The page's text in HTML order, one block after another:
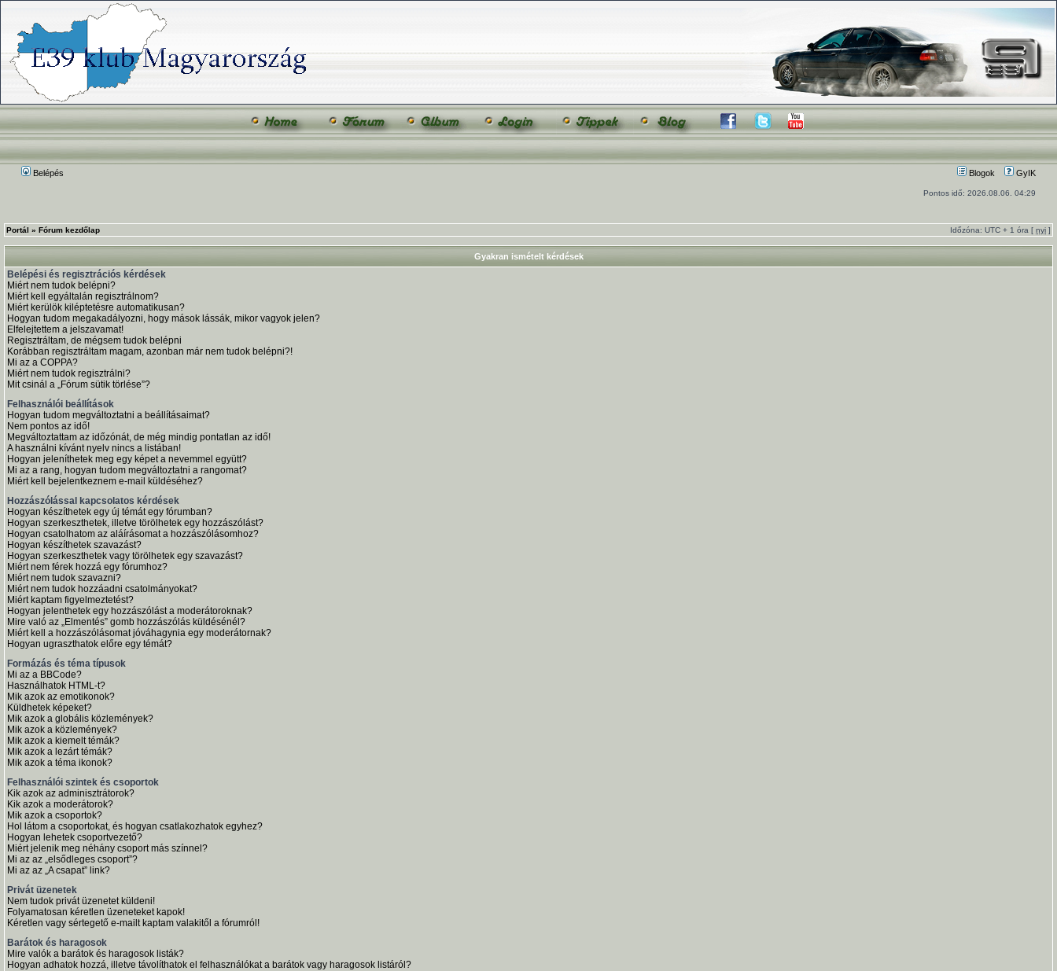
Belépés Blogok GyIK
Pontos idő: 2026.08.06. 04:29
Portál » Fórum kezdőlap Időzóna: UTC + 1 óra [ nyi ]
Gyakran ismételt kérdések
Belépési és regisztrációs kérdések
Miért nem tudok belépni?
Miért kell egyáltalán regisztrálnom?
Miért kerülök kiléptetésre automatikusan?
Hogyan tudom megakadályozni, hogy mások lássák, mikor vagyok jelen?
Elfelejtettem a jelszavamat!
Regisztráltam, de mégsem tudok belépni
Korábban regisztráltam magam, azonban már nem tudok belépni?!
Mi az a COPPA?
Miért nem tudok regisztrálni?
Mit csinál a „Fórum sütik törlése”?
Felhasználói beállítások
Hogyan tudom megváltoztatni a beállításaimat?
Nem pontos az idő!
Megváltoztattam az időzónát, de még mindig pontatlan az idő!
A használni kívánt nyelv nincs a listában!
Hogyan jeleníthetek meg egy képet a nevemmel együtt?
Mi az a rang, hogyan tudom megváltoztatni a rangomat?
Miért kell bejelentkeznem e-mail küldéséhez?
Hozzászólással kapcsolatos kérdések
Hogyan készíthetek egy új témát egy fórumban?
Hogyan szerkeszthetek, illetve törölhetek egy hozzászólást?
Hogyan csatolhatom az aláírásomat a hozzászólásomhoz?
Hogyan készíthetek szavazást?
Hogyan szerkeszthetek vagy törölhetek egy szavazást?
Miért nem férek hozzá egy fórumhoz?
Miért nem tudok szavazni?
Miért nem tudok hozzáadni csatolmányokat?
Miért kaptam figyelmeztetést?
Hogyan jelenthetek egy hozzászólást a moderátoroknak?
Mire való az „Elmentés” gomb hozzászólás küldésénél?
Miért kell a hozzászólásomat jóváhagynia egy moderátornak?
Hogyan ugraszthatok előre egy témát?
Formázás és téma típusok
Mi az a BBCode?
Használhatok HTML-t?
Mik azok az emotikonok?
Küldhetek képeket?
Mik azok a globális közlemények?
Mik azok a közlemények?
Mik azok a kiemelt témák?
Mik azok a lezárt témák?
Mik azok a téma ikonok?
Felhasználói szintek és csoportok
Kik azok az adminisztrátorok?
Kik azok a moderátorok?
Mik azok a csoportok?
Hol látom a csoportokat, és hogyan csatlakozhatok egyhez?
Hogyan lehetek csoportvezető?
Miért jelenik meg néhány csoport más színnel?
Mi az az „elsődleges csoport”?
Mi az az „A csapat” link?
Privát üzenetek
Nem tudok privát üzenetet küldeni!
Folyamatosan kéretlen üzeneteket kapok!
Kéretlen vagy sértegető e-mailt kaptam valakitől a fórumról!
Barátok és haragosok
Mire valók a barátok és haragosok listák?
Hogyan adhatok hozzá, illetve távolíthatok el felhasználókat a barátok vagy haragosok listáról?